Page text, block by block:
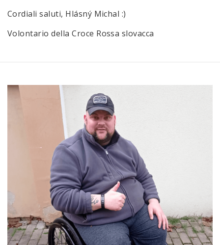
Cordiali saluti, Hlásný Michal :)
Volontario della Croce Rossa slovacca